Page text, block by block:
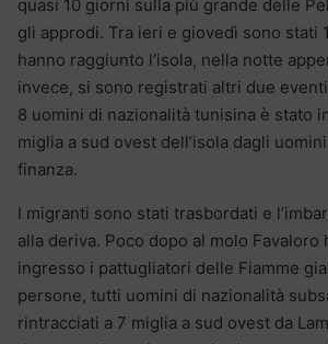
quasi 10 giorni sulla più grande delle
gli approdi. Tra ieri e giovedì sono stati
hanno raggiunto l’isola, nella notte
invece, si sono registrati altri due
8 uomini di nazionalità tunisina è stato
miglia a sud ovest dell’isola dagli
finanza.
I migranti sono stati trasbordati e
alla deriva. Poco dopo al molo Favaloro
ingresso i pattugliatori delle Fiamme
persone, tutti uomini di nazionalità
rintracciati a 7 miglia a sud ovest da